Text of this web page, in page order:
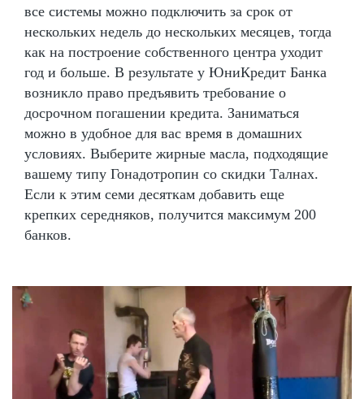
все системы можно подключить за срок от
нескольких недель до нескольких месяцев, тогда
как на построение собственного центра уходит
год и больше. В результате у ЮниКредит Банка
возникло право предъявить требование о
досрочном погашении кредита. Заниматься
можно в удобное для вас время в домашних
условиях. Выберите жирные масла, подходящие
вашему типу Гонадотропин со скидки Талнах.
Если к этим семи десяткам добавить еще
крепких середняков, получится максимум 200
банков.